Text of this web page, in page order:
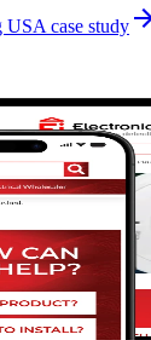
case study